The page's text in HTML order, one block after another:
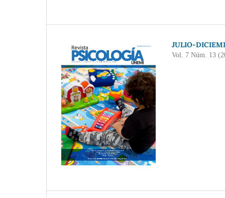
JULIO-
Vol. 7 Núm. 13